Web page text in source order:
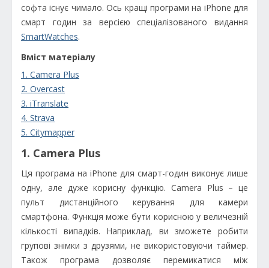
софта існує чимало. Ось кращі програми на iPhone для
смарт годин за версією спеціалізованого видання
SmartWatches.
Вміст матеріалу
1. Camera Plus
2. Overcast
3. iTranslate
4. Strava
5. Citymapper
1. Camera Plus
Ця програма на iPhone для смарт-годин виконує лише
одну, але дуже корисну функцію. Camera Plus – це
пульт дистанційного керування для камери
смартфона. Функція може бути корисною у величезній
кількості випадків. Наприклад, ви зможете робити
групові знімки з друзями, не використовуючи таймер.
Також програма дозволяє перемикатися між